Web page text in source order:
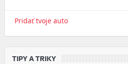
Pridať tvoje auto
TIPY A TRIKY